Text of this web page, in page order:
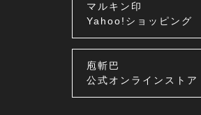
マルキン印
Yahoo!ショッピング
庖斬巴
公式オンラインストア